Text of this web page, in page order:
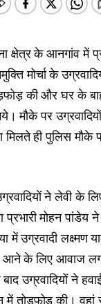
क्षेत्र के आनगांव में
मोर्चा के
की और घर के
मौके पर
ही पुलिस मौके
ने लेवी के
प्रभारी मोहन पांडेय
में उग्रवादी लक्ष्मण
के लिए आवाज
उग्रवादियों ने
में तोड़फोड़ की।